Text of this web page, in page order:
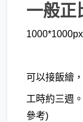
一般正
可以接飯繪
工時約三週
參考)